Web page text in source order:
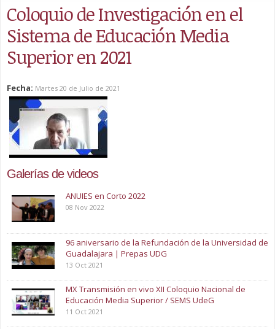
Coloquio de Investigación en el
Sistema de Educación Media
Superior en 2021
Fecha: Martes 20 de Julio de 2021
Galerías de videos
ANUIES en Corto 2022
08 Nov 2022
96 aniversario de la Refundación de la Universidad de
Guadalajara | Prepas UDG
13 Oct 2021
MX Transmisión en vivo XII Coloquio Nacional de
Educación Media Superior / SEMS UdeG
11 Oct 2021